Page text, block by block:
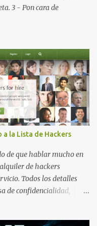
3 - Pon cara de
a la Lista de Hackers
de que hablar mucho en
de hackers
Todos los detalles
de confidencialidad,